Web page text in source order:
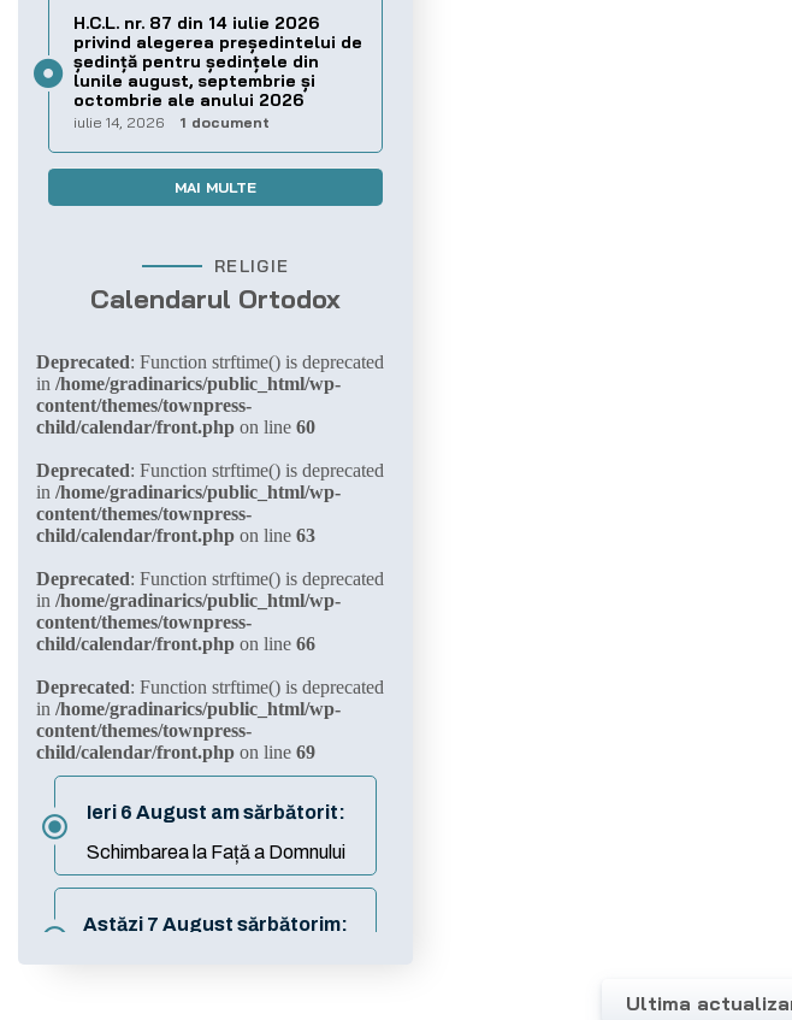
H.C.L. nr. 87 din 14 iulie 2026
privind alegerea preşedintelui de
şedinţă pentru ședințele din
lunile august, septembrie și
octombrie ale anului 2026
iulie 14, 2026 1 document
MAI MULTE
RELIGIE
Calendarul Ortodox
Ultima